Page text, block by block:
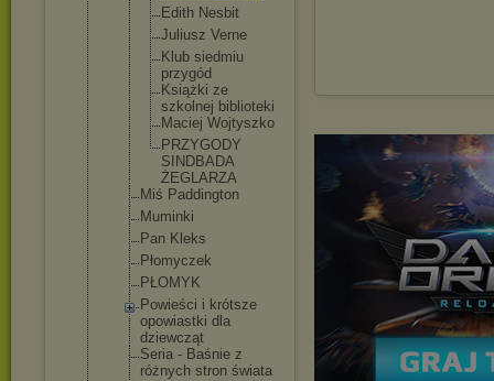
Edith Nesbit
Juliusz Verne
Klub siedmiu
przygód
Książki ze
szkolnej biblioteki
Maciej Wojtyszko
PRZYGODY
SINDBADA
ŻEGLARZA
Miś Paddington
Muminki
Pan Kleks
Płomyczek
PŁOMYK
Powieści i krótsze
opowiastki dla
dziewcząt
Seria - Baśnie z
różnych stron świata